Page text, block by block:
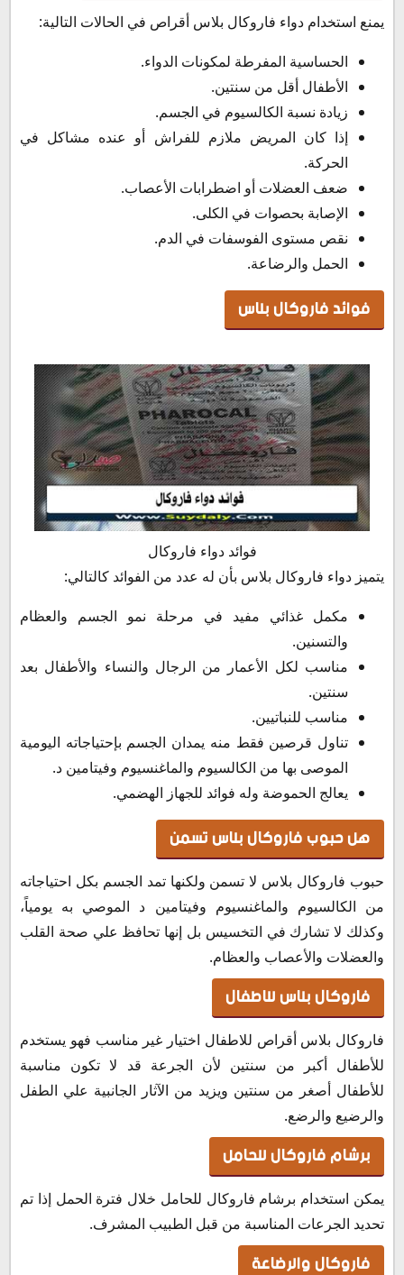
يمنع استخدام دواء فاروكال بلاس أقراص في الحالات التالية:
الحساسية المفرطة لمكونات الدواء.
الأطفال أقل من سنتين.
زيادة نسبة الكالسيوم في الجسم.
إذا كان المريض ملازم للفراش أو عنده مشاكل في
الحركة.
ضعف العضلات أو اضطرابات الأعصاب.
الإصابة بحصوات في الكلى.
نقص مستوى الفوسفات في الدم.
الحمل والرضاعة.
فوائد فاروكال بلاس
فوائد دواء فاروكال
يتميز دواء فاروكال بلاس بأن له عدد من الفوائد كالتالي:
مكمل غذائي مفيد في مرحلة نمو الجسم والعظام
والتسنين.
مناسب لكل الأعمار من الرجال والنساء والأطفال بعد
سنتين.
مناسب للنباتيين.
تناول قرصين فقط منه يمدان الجسم بإحتياجاته اليومية
الموصى بها من الكالسيوم والماغنسيوم وفيتامين د.
يعالج الحموضة وله فوائد للجهاز الهضمي.
هل حبوب فاروكال بلاس تسمن
حبوب فاروكال بلاس لا تسمن ولكنها تمد الجسم بكل احتياجاته
من الكالسيوم والماغنسيوم وفيتامين د الموصي به يومياً،
وكذلك لا تشارك في التخسيس بل إنها تحافظ علي صحة القلب
والعضلات والأعصاب والعظام.
فاروكال بلاس للاطفال
فاروكال بلاس أقراص للاطفال اختيار غير مناسب فهو يستخدم
للأطفال أكبر من سنتين لأن الجرعة قد لا تكون مناسبة
للأطفال أصغر من سنتين ويزيد من الآثار الجانبية علي الطفل
والرضيع والرضع.
برشام فاروكال للحامل
يمكن استخدام برشام فاروكال للحامل خلال فترة الحمل إذا تم
تحديد الجرعات المناسبة من قبل الطبيب المشرف.
فاروكال والرضاعة